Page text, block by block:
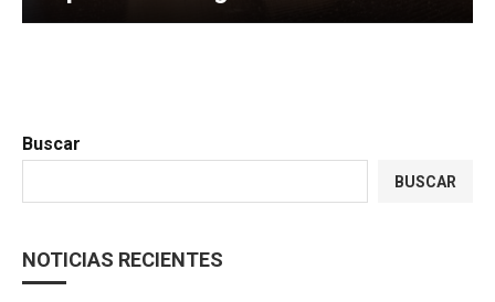
Buscar
BUSCAR
NOTICIAS RECIENTES